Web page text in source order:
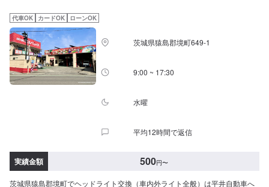
代車OK カードOK ローンOK
茨城県猿島郡境町649-1
9:00 ~ 17:30
水曜
平均12時間で返信
実績金額 500円〜
茨城県猿島郡境町でヘッドライト交換（車内外ライト全般）は平井自動車へ